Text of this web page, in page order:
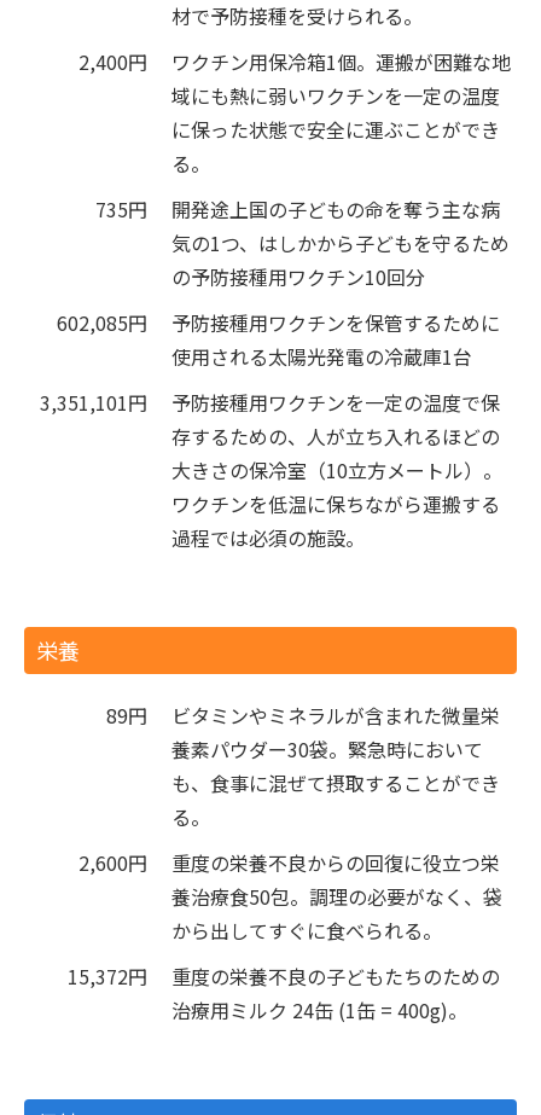
材で予防接種を受けられる。
2,400円
ワクチン用保冷箱1個。運搬が困難な地
域にも熱に弱いワクチンを一定の温度
に保った状態で安全に運ぶことができ
る。
735円
開発途上国の子どもの命を奪う主な病
気の1つ、はしかから子どもを守るため
の予防接種用ワクチン10回分
602,085円
予防接種用ワクチンを保管するために
使用される太陽光発電の冷蔵庫1台
3,351,101円
予防接種用ワクチンを一定の温度で保
存するための、人が立ち入れるほどの
大きさの保冷室（10立方メートル）。
ワクチンを低温に保ちながら運搬する
過程では必須の施設。
栄養
89円
ビタミンやミネラルが含まれた微量栄
養素パウダー30袋。緊急時において
も、食事に混ぜて摂取することができ
る。
2,600円
重度の栄養不良からの回復に役立つ栄
養治療食50包。調理の必要がなく、袋
から出してすぐに食べられる。
15,372円
重度の栄養不良の子どもたちのための
治療用ミルク 24缶 (1缶 = 400g)。